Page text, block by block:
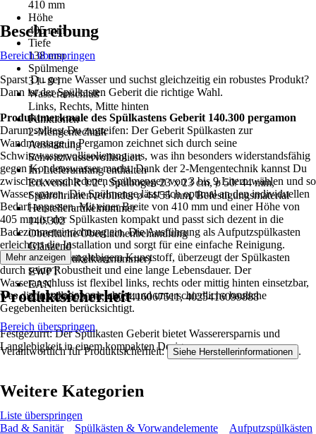
410 mm
Höhe
405 mm
Tiefe
138 mm
Spülmenge
3 l - 9 l
Wasseranschluß
Links, Rechts, Mitte hinten
Funktionen
2-Mengentechnik
Ausstattung
Schwitzwasservollisoliert
Im Lieferumfang enthalten
Eckventil R 1/2", Spülbogen 23 x 23 cm, ø 50/ 44 mm,
Spülrohrinnenverbinder ø 44/55 mm, Befestigungsmaterial
Herstellerartikelnummer
140.302
Oberfläche/Oberflächenbehandlung
Glänzend
AKN (Artikelkurznummer)
EWPT
EAN
2003829862000, 4025416067511, 4025416099888
Beschreibung
Bereich überspringen
Sparst Du gerne Wasser und suchst gleichzeitig ein robustes Produkt?
Dann ist der Spülkasten Geberit die richtige Wahl.
Produktmerkmale des Spülkastens Geberit 140.300 pergamon
Darum solltest Du zugreifen: Der Geberit Spülkasten zur
Wandmontage in Pergamon zeichnet sich durch seine
Schwitzwasservollisolierung aus, was ihn besonders widerstandsfähig
gegen Kondenswasser macht. Dank der 2-Mengentechnik kannst Du
zwischen verschiedenen Spülmengen von 3 bis 9 Litern wählen und so
Wasser sparen. Die Spülmenge lässt sich optimal an den individuellen
Bedarf anpassen. Mit einer Breite von 410 mm und einer Höhe von
405 mm ist der Spülkasten kompakt und passt sich dezent in die
Badezimmereinrichtung ein. Die Ausführung als Aufputzspülkasten
erleichtert die Installation und sorgt für eine einfache Reinigung.
Hergestellt aus langlebigem Kunststoff, überzeugt der Spülkasten
durch seine Robustheit und eine lange Lebensdauer. Der
Wasseranschluss ist flexibel links, rechts oder mittig hinten einsetzbar,
was die Installation erleichtert und unterschiedliche bauliche
Gegebenheiten berücksichtigt.
Festgezurrt: Der Spülkasten Geberit bietet Wasserersparnis und
Langlebigkeit in einem kompakten Design.
Mehr anzeigen
Produktsicherheit
Bereich überspringen
Verantwortlich für Produktsicherheit: Siehe Herstellerinformationen .
Weitere Kategorien
Liste überspringen
Bad & Sanitär
Spülkästen & Vorwandelemente
Aufputzspülkästen